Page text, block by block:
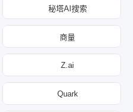
秘塔AI搜索
商量
Z.ai
Quark